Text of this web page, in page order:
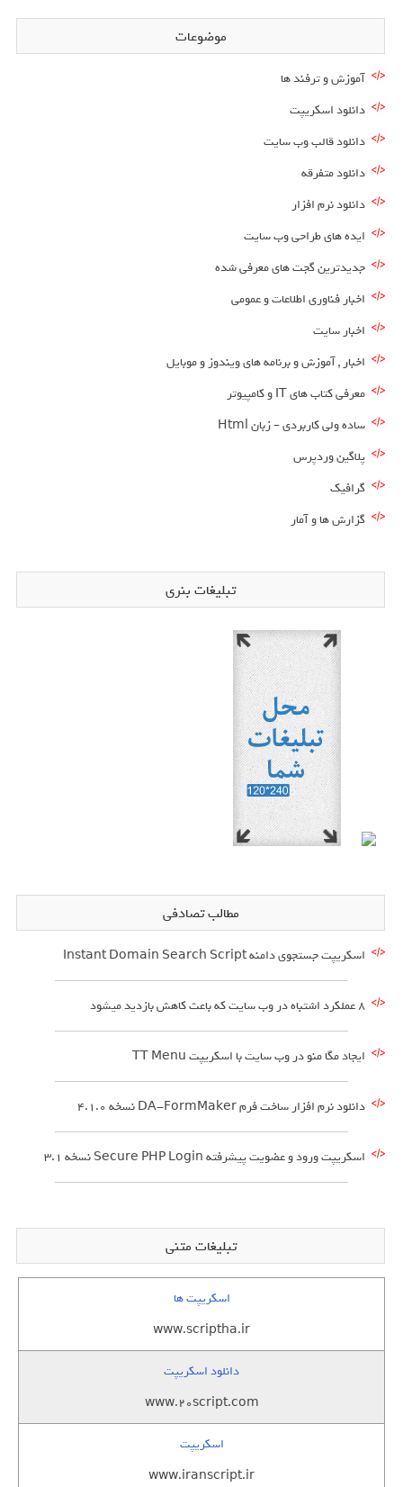
موضوعات
آموزش و ترفند ها
دانلود اسکریپت
دانلود قالب وب سایت
دانلود متفرقه
دانلود نرم افزار
ایده های طراحی وب سایت
جدیدترین گجت های معرفی شده
اخبار فناوری اطلاعات و عمومی
اخبار سایت
اخبار , آموزش و برنامه های ویندوز و موبایل
معرفی کتاب های IT و کامپیوتر
ساده ولی کاربردی – زبان Html
پلاگین وردپرس
گرافیک
گزارش ها و آمار
تبلیغات بنری
مطالب تصادفی
اسکریپت جستجوی دامنه Instant Domain Search Script
8 عملکرد اشتباه در وب سایت که باعث کاهش بازدید میشود
ایجاد مگا منو در وب سایت با اسکریپت TT Menu
دانلود نرم افزار ساخت فرم DA-FormMaker نسخه 4.1.0
اسکریپت ورود و عضویت پیشرفته Secure PHP Login نسخه 3.1
تبلیغات متنی
اسکریپت ها
www.scriptha.ir
دانلود اسکریپت
www.20script.com
اسکریپت
www.iranscript.ir